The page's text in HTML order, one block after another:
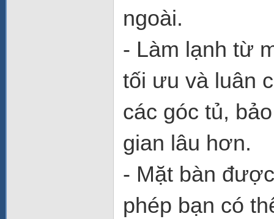
ngoài.
- Làm lạnh từ
tối ưu và luân
các góc tủ,
gian lâu hơn.
- Mặt bàn
phép bạn có